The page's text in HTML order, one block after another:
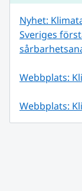
Nyhet:
Sveriges
Webbplats:
Webbplats: